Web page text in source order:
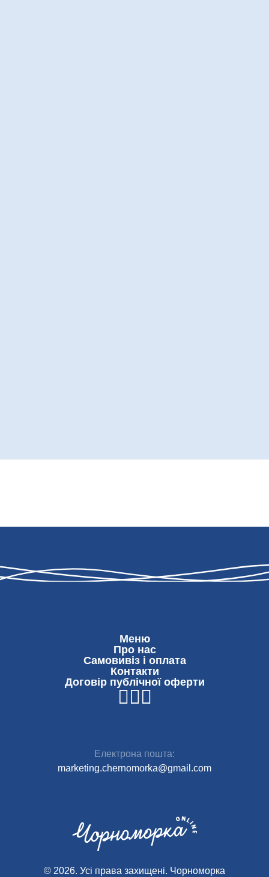
Меню
Про нас
Самовивіз і оплата
Контакти
Договір публічної оферти
Електрона пошта:
marketing.chernomorka@gmail.com
© 2026. Усі права захищені. Чoрноморка